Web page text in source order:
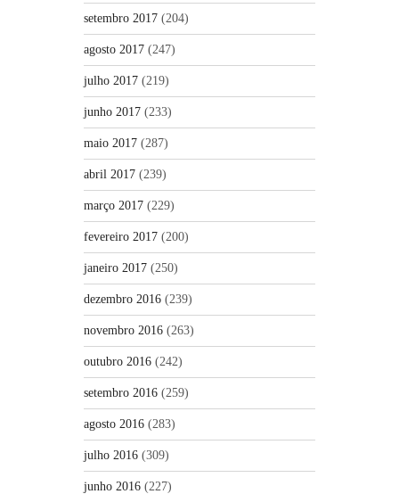
setembro 2017 (204)
agosto 2017 (247)
julho 2017 (219)
junho 2017 (233)
maio 2017 (287)
abril 2017 (239)
março 2017 (229)
fevereiro 2017 (200)
janeiro 2017 (250)
dezembro 2016 (239)
novembro 2016 (263)
outubro 2016 (242)
setembro 2016 (259)
agosto 2016 (283)
julho 2016 (309)
junho 2016 (227)